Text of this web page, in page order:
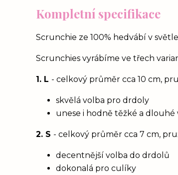
Kompletní specifikace
Scrunchie ze 100% hedvábí v
Scrunchies vyrábíme ve třech
1. L - celkový průměr cca 10 cm,
skvělá volba pro drdoly
unese i hodně těžké a dlouhé
2. S - celkový průměr cca 7 cm,
decentnější volba do drdolů
dokonalá pro culíky